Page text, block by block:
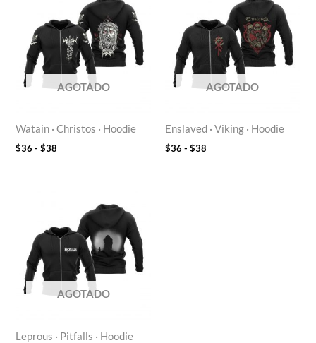
AGOTADO
Watain · Christos · Hoodie
$36 - $38
precios:
desde
$36
hasta
$38
AGOTADO
Enslaved · Viking · Hoodie
$36 - $38
precios:
desde
$36
hasta
$38
AGOTADO
Leprous · Pitfalls · Hoodie
precios:
desde
$36
hasta
$38